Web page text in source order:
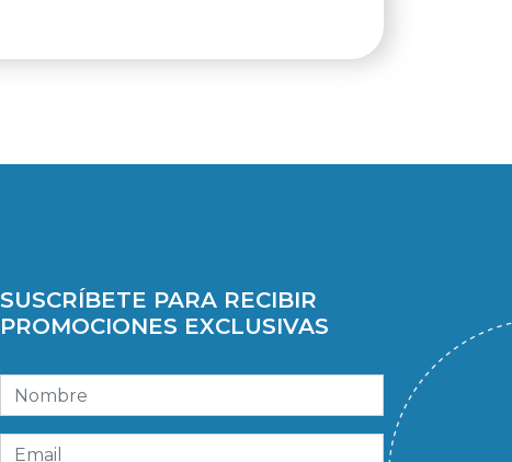
SUSCRÍBETE PARA RECIBIR
PROMOCIONES EXCLUSIVAS